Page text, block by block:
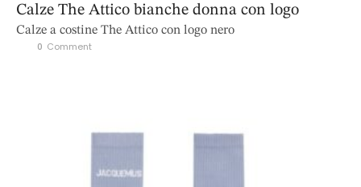
Calze The Attico bianche donna con logo
Calze a costine The Attico con logo nero
0 Comment